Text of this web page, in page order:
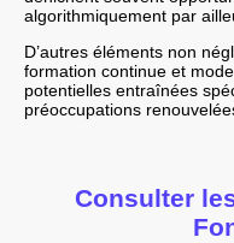
algorithmiquement par
D’autres éléments non
formation continue et
potentielles entraînées
préoccupations
Consulter